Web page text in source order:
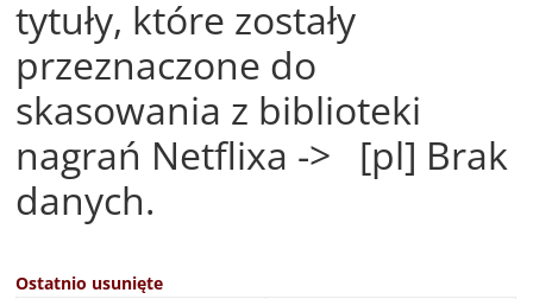
tytuły, które zostały
przeznaczone do
skasowania z biblioteki
nagrań Netflixa -> [pl] Brak
danych.
Ostatnio usunięte